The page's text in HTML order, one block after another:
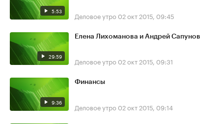
5:53 Деловое утро 02 окт 2015, 09:45
29:59
Елена Лихоманова и Андрей Сапунов
Деловое утро 02 окт 2015, 09:31
9:36
Финансы
Деловое утро 02 окт 2015, 09:14